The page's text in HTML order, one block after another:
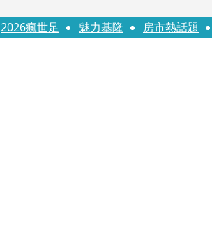
快訊
川普又出招！多晶矽產品課15%
2026瘋世足 魅力基隆 房市熱話題